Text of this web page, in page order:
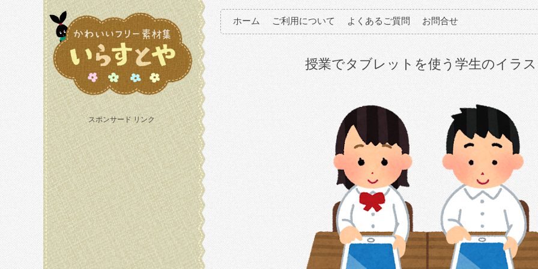
スポンサード リンク
ホーム ご利用について よくあるご質問 お問合せ
授業でタブレットを使う学生のイラ